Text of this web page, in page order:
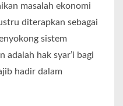
masalah ekonomi
diterapkan sebagai
sistem
adalah hak syar’i bagi
hadir dalam